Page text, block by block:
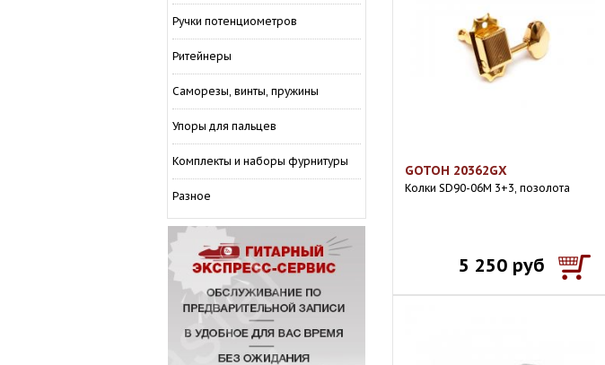
Ручки потенциометров
Ритейнеры
Саморезы, винты, пружины
Упоры для пальцев
Комплекты и наборы фурнитуры
Разное
GOTOH 20362GX
Колки SD90-06M 3+3, позолота
5 250 руб